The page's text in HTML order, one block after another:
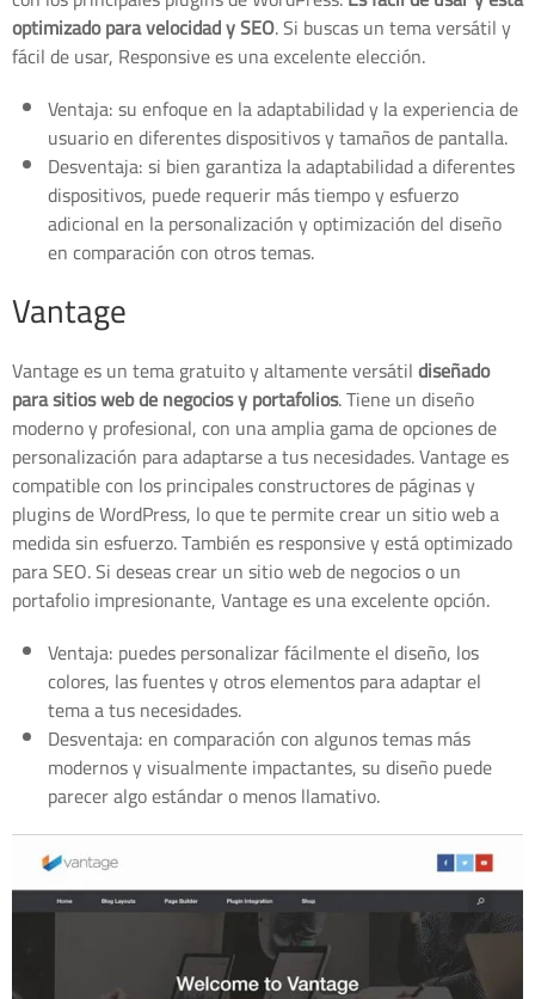
optimizado para velocidad y SEO. Si buscas un tema versátil y
fácil de usar, Responsive es una excelente elección.
Ventaja: su enfoque en la adaptabilidad y la experiencia de
usuario en diferentes dispositivos y tamaños de pantalla.
Desventaja: si bien garantiza la adaptabilidad a diferentes
dispositivos, puede requerir más tiempo y esfuerzo
adicional en la personalización y optimización del diseño
en comparación con otros temas.
Vantage
Vantage es un tema gratuito y altamente versátildiseñado
para sitios web de negocios y portafolios. Tiene un diseño
moderno y profesional, con una amplia gama de opciones de
personalización para adaptarse a tus necesidades. Vantage es
compatible con los principales constructores de páginas y
plugins de WordPress, lo que te permite crear un sitio web a
medida sin esfuerzo. También es responsive y está optimizado
para SEO. Si deseas crear un sitio web de negocios o un
portafolio impresionante, Vantage es una excelente opción.
Ventaja: puedes personalizar fácilmente el diseño, los
colores, las fuentes y otros elementos para adaptar el
tema a tus necesidades.
Desventaja: en comparación con algunos temas más
modernos y visualmente impactantes, su diseño puede
parecer algo estándar o menos llamativo.